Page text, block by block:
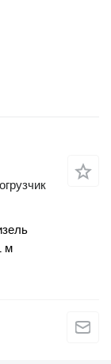
м